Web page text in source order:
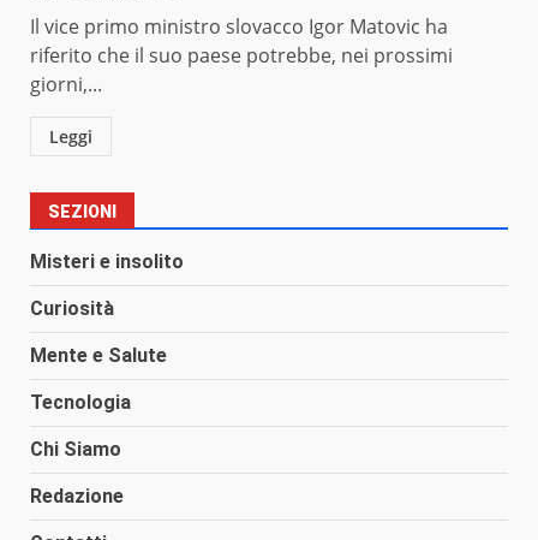
Il vice primo ministro slovacco Igor Matovic ha
riferito che il suo paese potrebbe, nei prossimi
giorni,...
Leggi
SEZIONI
Misteri e insolito
Curiosità
Mente e Salute
Tecnologia
Chi Siamo
Redazione